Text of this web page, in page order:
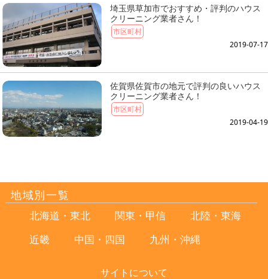
埼玉県草加市でおすすめ・評判のハウス
クリーニング業者さん！
市区町村
2019-07-17
佐賀県佐賀市の地元で評判の良いハウス
クリーニング業者さん！
市区町村
2019-04-19
地域別一覧
北海道・東北 関東・甲信
北陸・東海
近畿
中国・四国 九州・沖縄
サイトについて